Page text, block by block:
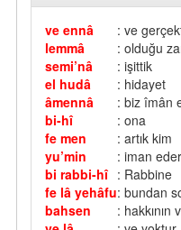
ve ennâ
: ve
lemmâ
: olduğu
semi’nâ
: işittik
el hudâ
: hidayet
âmennâ
: biz îmân
bi-hî
: ona
fe men
: artık kim
yu’min
: iman
bi rabbi-hî : Rabbine
fe lâ yehâfu: bundan
bahsen
: